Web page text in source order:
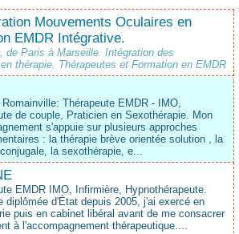
Mouvements Oculaires en
EMDR Intégrative.
de Paris à Marseille. Intégration des
thérapie. Thérapeutes et Formation en EMDR
Romainville: Thérapeute EMDR - IMO,
de couple, Praticien en Sexothérapie. Mon
s'appuie sur plusieurs approches
: la thérapie brève orientée solution , la
la sexothérapie, e...
EMDR IMO, Infirmière, Hypnothérapeute.
diplômée d'État depuis 2005, j'ai exercé en
puis en cabinet libéral avant de me consacrer
à l'accompagnement thérapeutique....